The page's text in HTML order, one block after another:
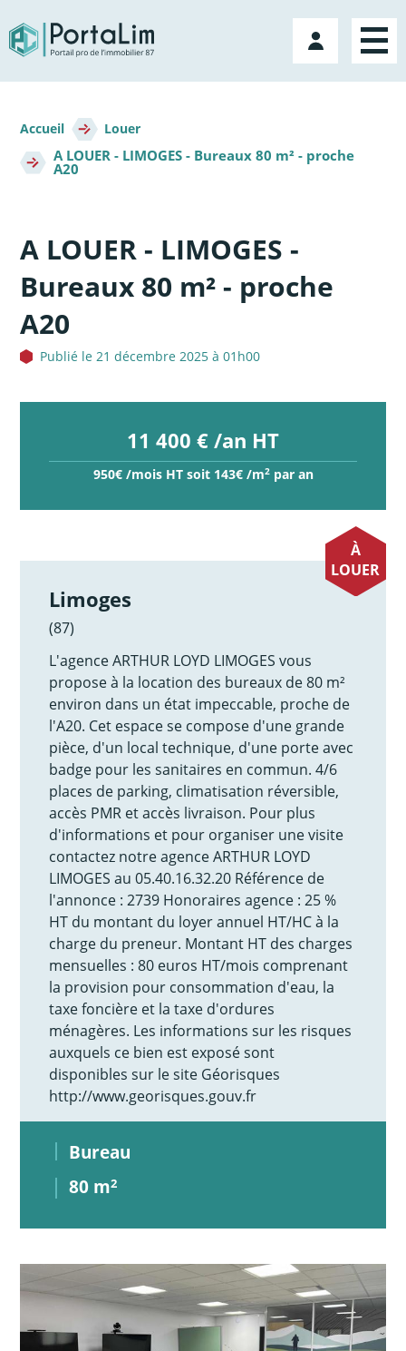
directement
au
contenu
Mon
compte
d'Ariane
Accueil Louer
A LOUER - LIMOGES - Bureaux 80 m² - proche
A20
A LOUER - LIMOGES -
Bureaux 80 m² - proche
A20
Publié le 21 décembre 2025 à 01h00
11 400 € /an HT
950€ /mois HT soit 143€ /m2par an
À
LOUER
Limoges
(87)
L'agence ARTHUR LOYD LIMOGES vous
propose à la location des bureaux de 80 m²
environ dans un état impeccable, proche de
l'A20. Cet espace se compose d'une grande
pièce, d'un local technique, d'une porte avec
badge pour les sanitaires en commun. 4/6
places de parking, climatisation réversible,
accès PMR et accès livraison. Pour plus
d'informations et pour organiser une visite
contactez notre agence ARTHUR LOYD
LIMOGES au 05.40.16.32.20 Référence de
l'annonce : 2739 Honoraires agence : 25 %
HT du montant du loyer annuel HT/HC à la
charge du preneur. Montant HT des charges
mensuelles : 80 euros HT/mois comprenant
la provision pour consommation d'eau, la
taxe foncière et la taxe d'ordures
ménagères. Les informations sur les risques
auxquels ce bien est exposé sont
disponibles sur le site Géorisques
http://www.georisques.gouv.fr
Bureau
80 m2